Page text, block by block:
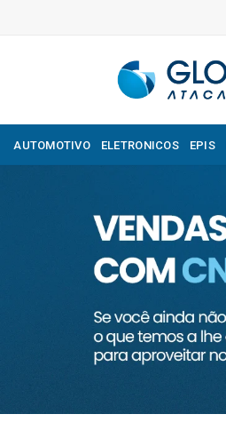
AUTOMOTIVO ELETRONICOS EPIS